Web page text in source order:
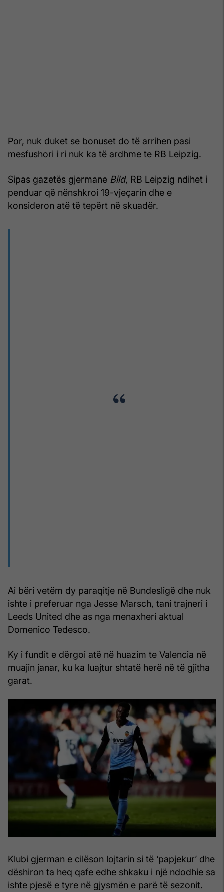
Por, nuk duket se bonuset do të arrihen pasi
mesfushori i ri nuk ka të ardhme te RB Leipzig.
Sipas gazetës gjermane Bild, RB Leipzig ndihet i
penduar që nënshkroi 19-vjeçarin dhe e
konsideron atë të tepërt në skuadër.
Ai bëri vetëm dy paraqitje në Bundesligë dhe nuk
ishte i preferuar nga Jesse Marsch, tani trajneri i
Leeds United dhe as nga menaxheri aktual
Domenico Tedesco.
Ky i fundit e dërgoi atë në huazim te Valencia në
muajin janar, ku ka luajtur shtatë herë në të gjitha
garat.
Klubi gjerman e cilëson lojtarin si të ‘papjekur’ dhe
dëshiron ta heq qafe edhe shkaku i një ndodhie sa
ishte pjesë e tyre në gjysmën e parë të sezonit.